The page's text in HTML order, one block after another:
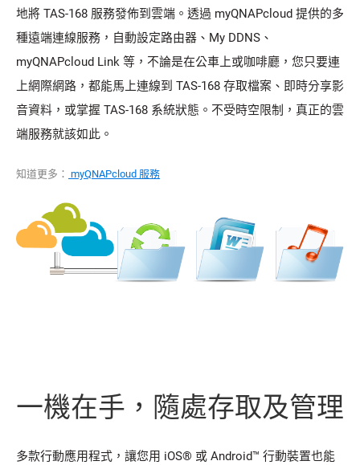
地將 TAS-168 服務發佈到雲端。透過 myQNAPcloud 提供的多
種遠端連線服務，自動設定路由器、My DDNS、
myQNAPcloud Link 等，不論是在公車上或咖啡廳，您只要連
上網際網路，都能馬上連線到 TAS-168 存取檔案、即時分享影
音資料，或掌握 TAS-168 系統狀態。不受時空限制，真正的雲
端服務就該如此。
知道更多： myQNAPcloud 服務
一機在手，隨處存取及管理
多款行動應用程式，讓您用 iOS® 或 Android™ 行動裝置也能